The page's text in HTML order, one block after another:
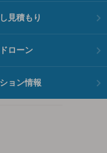
見積もり
ローン
ョン情報